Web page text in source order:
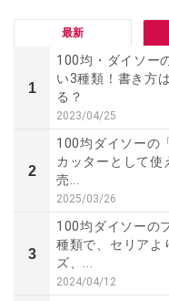
最新
1
100均・ダイソー
い3種類！書き方
る？
2023/04/25
2
100均ダイソーの
カッターとして使
売...
2025/03/26
3
100均ダイソーの
種類で、セリアよ
ズ、...
2024/04/12